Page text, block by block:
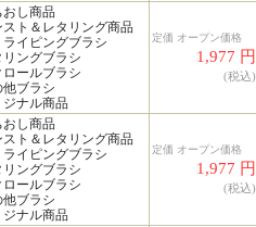
おし商品
スト＆レタリング商品
ライピングブラシ
リングブラシ
ロールブラシ
他ブラシ
ジナル商品
定価 オープン価格
1,977 円
(税込)
おし商品
スト＆レタリング商品
ライピングブラシ
リングブラシ
ロールブラシ
他ブラシ
ジナル商品
定価 オープン価格
1,977 円
(税込)